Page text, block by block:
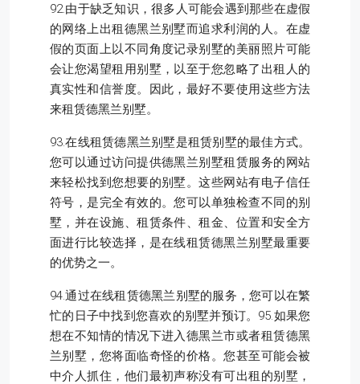
92.由于缺乏知识，很多人可能会遇到那些在虚假
的网络上出租德黑兰别墅而追求利润的人。在虚
假的页面上以不同角度记录别墅的美丽照片可能
会让您渴望租用别墅，以至于您忽略了出租人的
真实性和信誉度。因此，最好不要使用这些方法
来租赁德黑兰别墅。
93.在线租赁德黑兰别墅是租赁别墅的最佳方式。
您可以通过访问提供德黑兰别墅租赁服务的网站
来轻松找到您想要的别墅。这些网站有电子信任
符号，是完全有效的。您可以单独检查不同的别
墅，并在设施、租赁条件、租金、位置和安全方
面进行比较选择，是在线租赁德黑兰别墅最重要
的优势之一。
94.通过在线租赁德黑兰别墅的服务，您可以在繁
忙的日子中找到您喜欢的别墅并预订。95.如果您
想在不知情的情况下进入德黑兰市或者租赁德黑
兰别墅，您将面临奇怪的价格。您甚至可能会被
中介人抓住，他们最初声称没有可出租的别墅，